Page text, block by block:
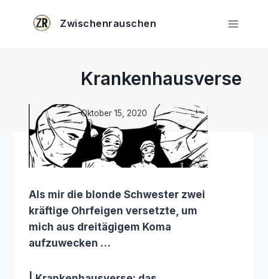
Zwischenrauschen
Krankenhausverse
Oktober 15, 2020
Als mir die blonde Schwester zwei
kräftige Ohrfeigen versetzte, um
mich aus dreitägigem Koma
aufzuwecken …